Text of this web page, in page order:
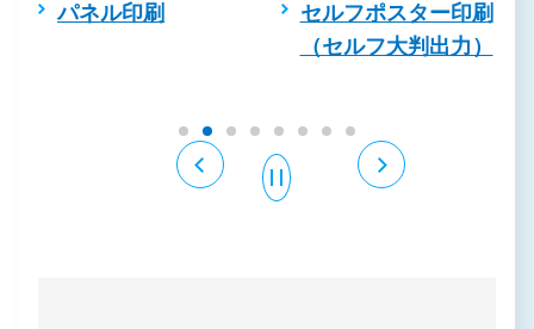
パネル印刷
セルフポスター印刷
（セルフ大判出力）